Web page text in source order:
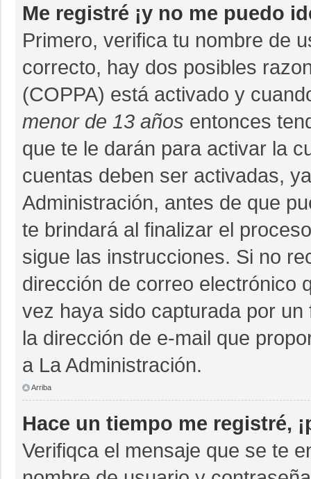
Me registré ¡y no me puedo
Primero, verifica tu nombre de
correcto, hay dos posibles
(COPPA) está activado y
menor de 13 años entonces
que te le darán para activar la
cuentas deben ser activadas,
Administración, antes de que
te brindará al finalizar el
sigue las instrucciones. Si no
dirección de correo electrónico
vez haya sido capturada por
la dirección de e-mail que
a La Administración.
Arriba
Hace un tiempo me registré,
Verifiqca el mensaje que se te